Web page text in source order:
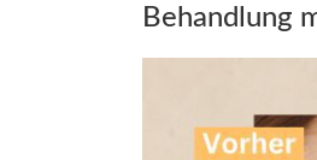
Behandlung